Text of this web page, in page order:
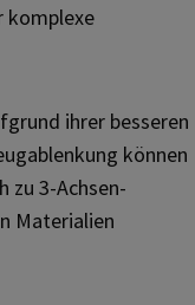
komplexe
ihrer besseren
können
zu 3-Achsen-
Materialien